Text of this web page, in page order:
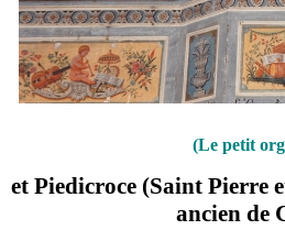
(Le petit
et Piedicroce (Saint Pierre
ancien de